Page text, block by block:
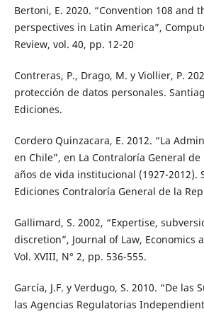
Bertoni, E. 2020. “Convention 108 and
perspectives in Latin America”,
Review, vol. 40, pp. 12-20
Contreras, P., Drago, M. y Viollier, P.
protección de datos personales.
Ediciones.
Cordero Quinzacara, E. 2012. “La
en Chile”, en La Contraloría General de
años de vida institucional (1927-2012).
Ediciones Contraloría General de la
Gallimard, S. 2002, “Expertise,
discretion”, Journal of Law, Economics
Vol. XVIII, N° 2, pp. 536-555.
García, J.F. y Verdugo, S. 2010. “De las
las Agencias Regulatorias